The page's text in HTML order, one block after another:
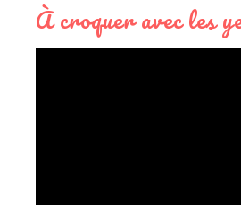
À croquer avec les